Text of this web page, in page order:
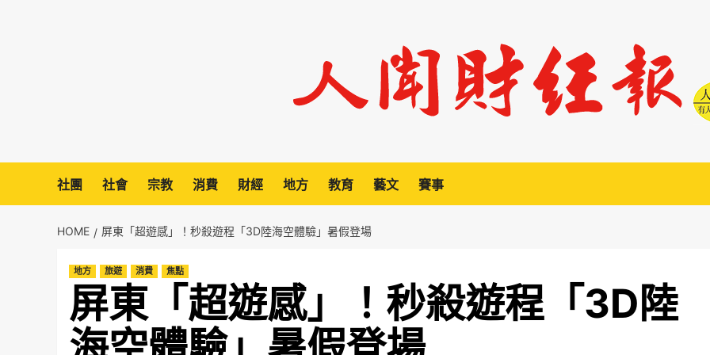
社團 社會 宗教 消費 財經 地方 教育 藝文 賽事
HOME 屏東「超遊感」！秒殺遊程「3D陸海空體驗」暑假登場
地方 旅遊 消費 焦點
屏東「超遊感」！秒殺遊程「3D陸